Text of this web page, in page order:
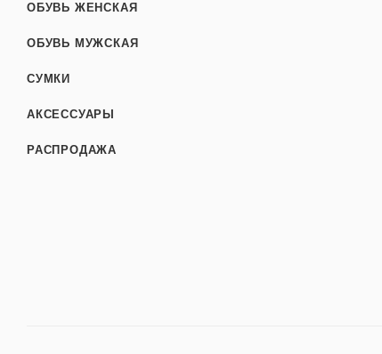
ОБУВЬ ЖЕНСКАЯ
ОБУВЬ МУЖСКАЯ
СУМКИ
АКСЕССУАРЫ
РАСПРОДАЖА